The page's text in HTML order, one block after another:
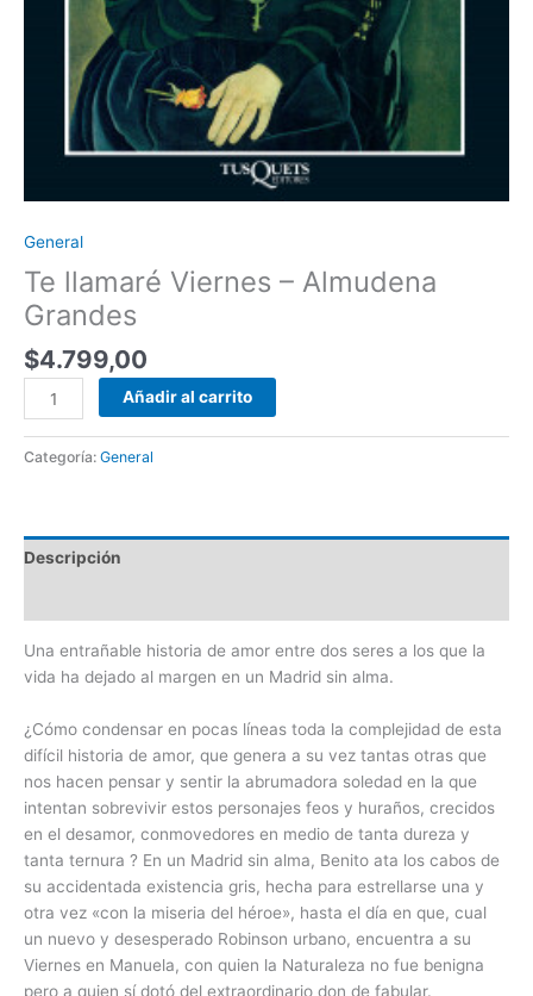
General
Te llamaré Viernes – Almudena
Grandes
$4.799,00
Añadir al carrito
Categoría: General
Descripción
Una entrañable historia de amor entre dos seres a los que la
vida ha dejado al margen en un Madrid sin alma.
¿Cómo condensar en pocas líneas toda la complejidad de esta
difícil historia de amor, que genera a su vez tantas otras que
nos hacen pensar y sentir la abrumadora soledad en la que
intentan sobrevivir estos personajes feos y huraños, crecidos
en el desamor, conmovedores en medio de tanta dureza y
tanta ternura ? En un Madrid sin alma, Benito ata los cabos de
su accidentada existencia gris, hecha para estrellarse una y
otra vez «con la miseria del héroe», hasta el día en que, cual
un nuevo y desesperado Robinson urbano, encuentra a su
Viernes en Manuela, con quien la Naturaleza no fue benigna
pero a quien sí dotó del extraordinario don de fabular.